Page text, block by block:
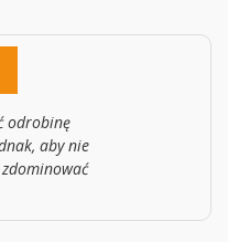
odrobinę
aby nie